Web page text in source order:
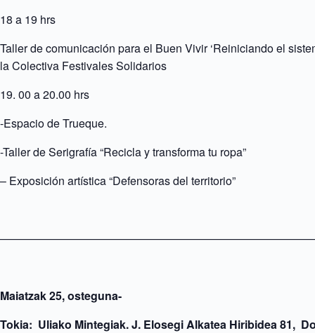
18 a 19 hrs
Taller de comunicación para el Buen Vivir ‘Reiniciando el
la Colectiva Festivales Solidarios
00 a 20.00 hrs
-Espacio de Trueque.
-Taller de Serigrafía “Recicla y transforma tu ropa”
– Exposición artística “Defensoras del territorio”
Maiatzak 25, osteguna-
Tokia: Uliako Mintegiak. J. Elosegi Alkatea Hiribidea 81,